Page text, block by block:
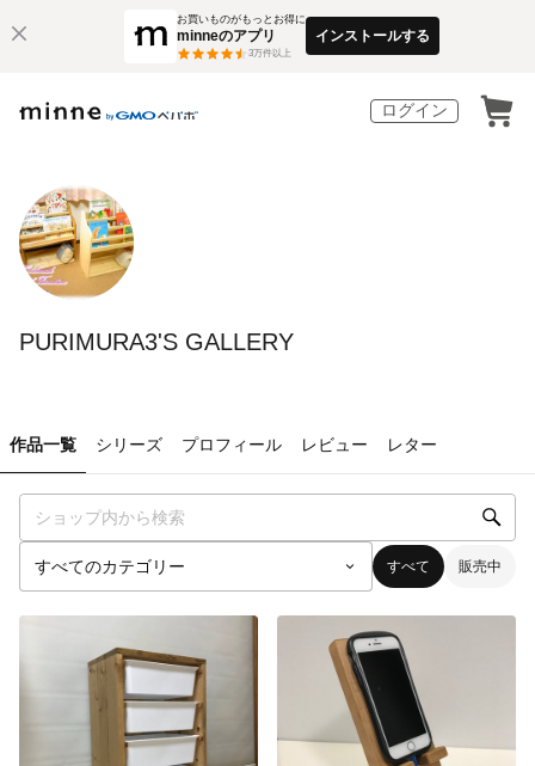
お買いものがもっとお得に
minneのアプリ
3万件以上
インストールする
ログイン
PURIMURA3'S GALLERY
作品一覧 シリーズ プロフィール レビュー レター
すべて 販売中